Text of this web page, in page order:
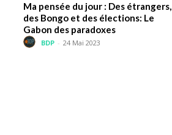
Ma pensée du jour : Des étrangers,
des Bongo et des élections: Le
Gabon des paradoxes
BDP - 24 Mai 2023